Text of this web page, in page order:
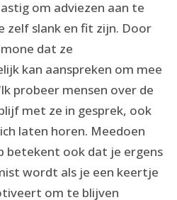
om adviezen aan te
zelf slank en fit zijn. Door
dat ze
kan aanspreken om mee
probeer mensen over de
met ze in gesprek, ook
laten horen. Meedoen
betekent ook dat je ergens
wordt als je een keertje
om te blijven